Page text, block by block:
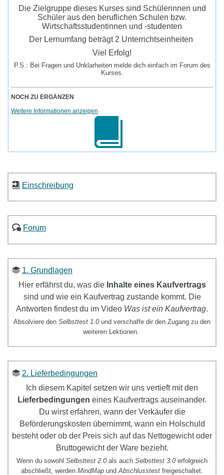
Die Zielgruppe dieses Kurses sind Schülerinnen und
Schüler aus den beruflichen Schulen bzw.
Wirtschaftsstudentinnen und -studenten
Der Lernumfang beträgt 2 Unterrichtseinheiten
Viel Erfolg!
P.S.: Bei Fragen und Unklarheiten melde dich einfach im Forum des
Kurses.
NOCH ZU ERGÄNZEN
Weitere Informationen anzeigen
Einschreibung
Forum
1. Grundlagen
Hier erfährst du, was die Inhalte eines Kaufvertrags
sind und wie ein Kaufvertrag zustande kommt. Die
Antworten findest du im Video Was ist ein Kaufvertrag.
Absolviere den Selbsttest 1.0 und verschaffe dir den Zugang zu den
weiteren Lektionen.
2. Lieferbedingungen
Ich diesem Kapitel setzen wir uns vertieft mit den
Lieferbedingungen eines Kaufvertrags auseinander.
Du wirst erfahren, wann der Verkäufer die
Beförderungskosten übernimmt, wann ein Holschuld
besteht oder ob der Preis sich auf das Nettogewicht oder
Bruttogewicht der Ware bezieht.
Wenn du sowohl Selbsttest 2.0 als auch Selbsttest 3.0 erfolgreich
abschließt, werden MindMap und Abschlusstest freigeschaltet.